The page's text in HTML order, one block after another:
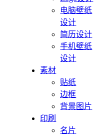
电脑壁纸
设计
简历设计
手机壁纸
设计
素材
贴纸
边框
背景图片
印刷
名片